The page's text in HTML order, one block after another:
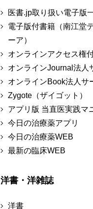
医書.jp取り扱い電子版
電子版付書籍（南江堂
ーア）
オンラインアクセス権
オンラインJournal法人
オンラインBook法人サ
Zygote（ザイゴット）
アプリ版 当直医実践マ
今日の治療薬アプリ
今日の治療薬WEB
最新の臨床WEB
洋書・洋雑誌
洋書